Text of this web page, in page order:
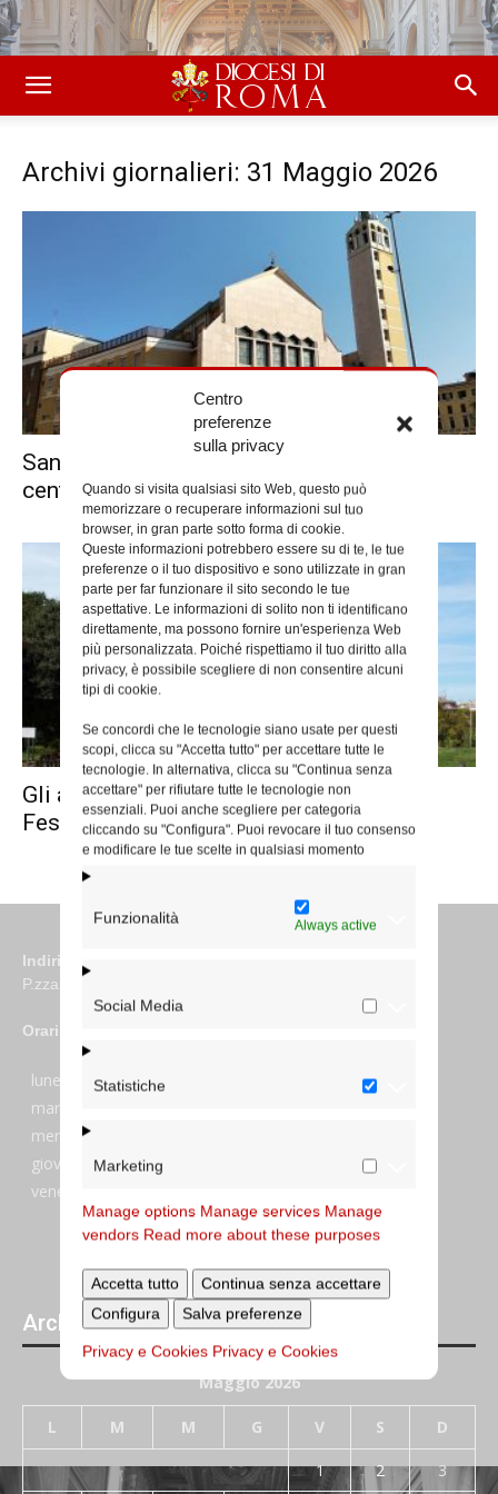
Centro
preferenze
sulla privacy
Quando si visita qualsiasi sito Web, questo può
memorizzare o recuperare informazioni sul tuo
browser, in gran parte sotto forma di cookie.
Queste informazioni potrebbero essere su di te, le tue
preferenze o il tuo dispositivo e sono utilizzate in gran
parte per far funzionare il sito secondo le tue
aspettative. Le informazioni di solito non ti identificano
direttamente, ma possono fornire un'esperienza Web
più personalizzata. Poiché rispettiamo il tuo diritto alla
privacy, è possibile scegliere di non consentire alcuni
tipi di cookie.
Se concordi che le tecnologie siano usate per questi
scopi, clicca su "Accetta tutto" per accettare tutte le
tecnologie. In alternativa, clicca su "Continua senza
accettare" per rifiutare tutte le tecnologie non
essenziali. Puoi anche scegliere per categoria
cliccando su "Configura". Puoi revocare il tuo consenso
e modificare le tue scelte in qualsiasi momento
Funzionalità Always active
Social Media
Statistiche
Marketing
Manage options Manage services Manage
vendors Read more about these purposes
Accetta tutto
Continua senza accettare
Configura
Salva preferenze
Privacy e Cookies Privacy e Cookies
Archivi giornalieri: 31 Maggio 2026
Sant’Annibale, le celebrazioni per il
centenario
Gli auguri alla comunità islamica per la
Festa di Eid al-Adha
Indirizzo
P.zza S. Giovanni in Laterano 6 00184 Roma
Orari
lunedi:
martedi:
mercoledi:
giovedi:
venerdi:
Archivi giornalieri degli articoli pubblicati
Maggio 2026
L M M G V S D
1 2 3